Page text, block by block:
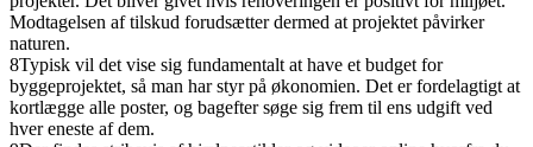
Modtagelsen af tilskud forudsætter dermed at projektet påvirker
naturen.
8Typisk vil det vise sig fundamentalt at have et budget for
byggeprojektet, så man har styr på økonomien. Det er fordelagtigt at
kortlægge alle poster, og bagefter søge sig frem til ens udgift ved
hver eneste af dem.